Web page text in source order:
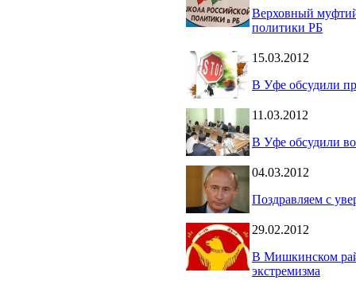
Верховный
политики РБ
15.03.2012
В Уфе обсудили
11.03.2012
В Уфе обсудили
04.03.2012
Поздравляем с
29.02.2012
В Мишкинском
экстремизма